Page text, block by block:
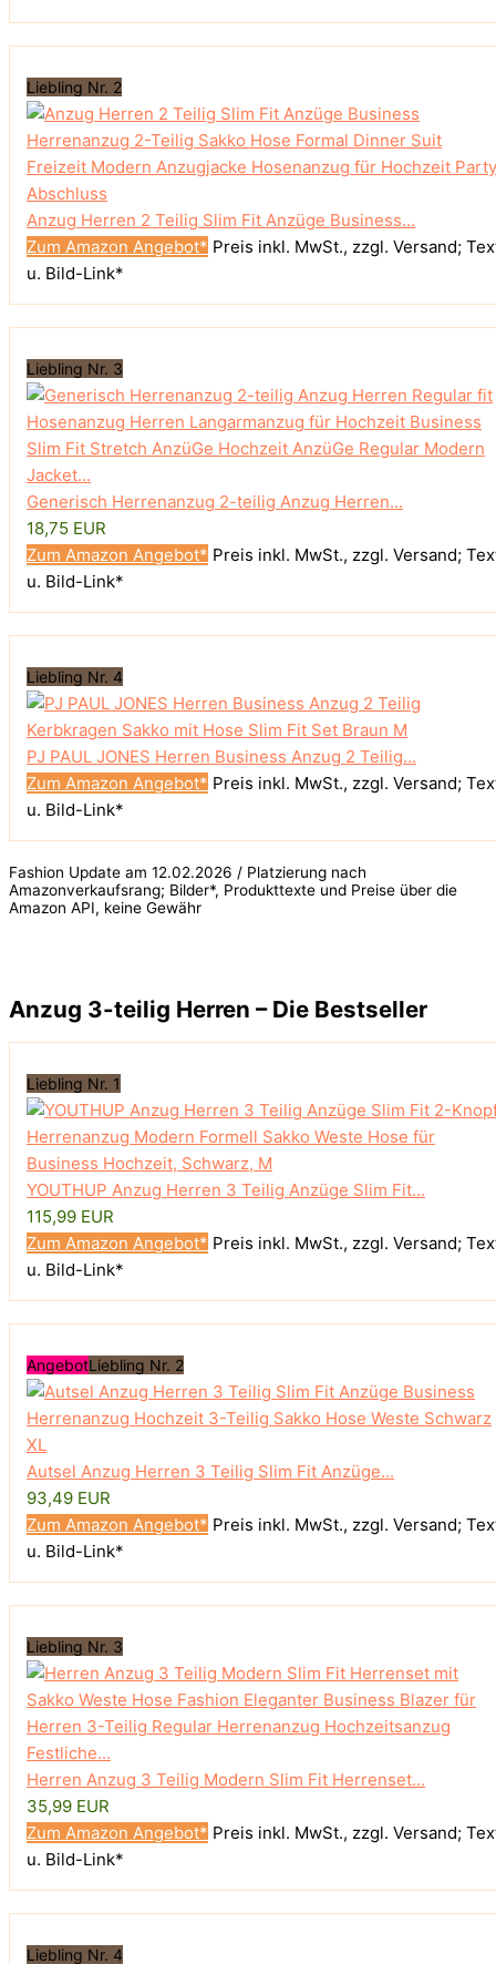
Liebling Nr. 2
Anzug Herren 2 Teilig Slim Fit Anzüge Business...
Zum Amazon Angebot* Preis inkl. MwSt., zzgl. Versand;
u. Bild-Link*
Liebling Nr. 3
Generisch Herrenanzug 2-teilig Anzug Herren...
18,75 EUR
Zum Amazon Angebot* Preis inkl. MwSt., zzgl. Versand;
u. Bild-Link*
Liebling Nr. 4
PJ PAUL JONES Herren Business Anzug 2 Teilig...
Zum Amazon Angebot* Preis inkl. MwSt., zzgl. Versand;
u. Bild-Link*
Fashion Update am 12.02.2026 / Platzierung nach
Amazonverkaufsrang; Bilder*, Produkttexte und Preise über die
Amazon API, keine Gewähr
Anzug 3-teilig Herren – Die Bestseller
Liebling Nr. 1
YOUTHUP Anzug Herren 3 Teilig Anzüge Slim Fit...
115,99 EUR
Zum Amazon Angebot* Preis inkl. MwSt., zzgl. Versand;
u. Bild-Link*
AngebotLiebling Nr. 2
Autsel Anzug Herren 3 Teilig Slim Fit Anzüge...
93,49 EUR
Zum Amazon Angebot* Preis inkl. MwSt., zzgl. Versand;
u. Bild-Link*
Liebling Nr. 3
Herren Anzug 3 Teilig Modern Slim Fit Herrenset...
35,99 EUR
Zum Amazon Angebot* Preis inkl. MwSt., zzgl. Versand;
u. Bild-Link*
Liebling Nr. 4